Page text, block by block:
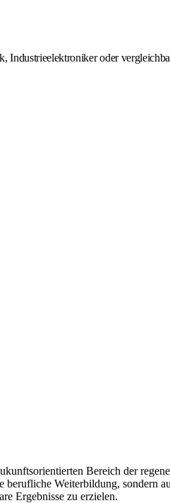
Industrieelektroniker oder
Bereich der
Weiterbildung, sondern
Ergebnisse zu erzielen.